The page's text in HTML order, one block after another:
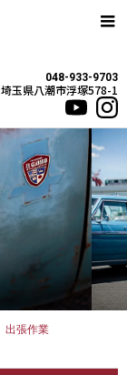
048-933-9703
埼玉県八潮市浮塚578-1
出張作業